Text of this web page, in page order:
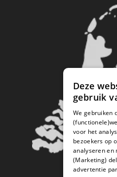
Deze
gebruik
We gebruiken
voor het
bezoekers op
analyseren en
(Marketing)
advertentie